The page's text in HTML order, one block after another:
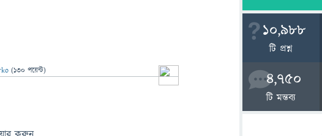
(130 পয়েন্ট)
10,988
টি প্রশ্ন
4,750
টি মন্তব্য